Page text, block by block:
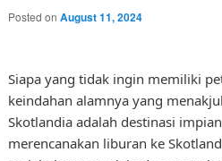
Posted on August 11, 2024
Siapa yang tidak ingin memiliki
keindahan alamnya yang
Skotlandia adalah destinasi
merencanakan liburan ke